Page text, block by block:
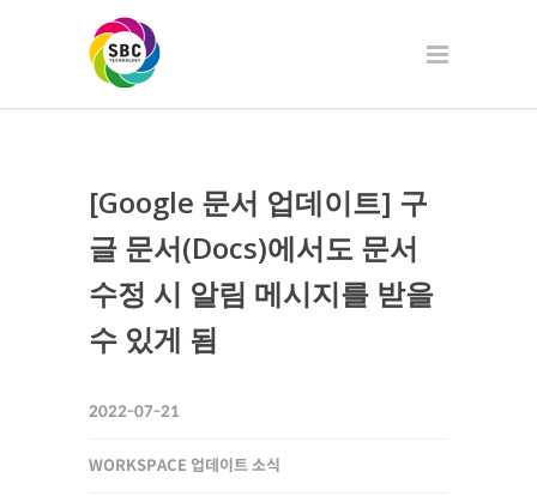
[Google 문서 업데이트] 구
글 문서(Docs)에서도 문서
수정 시 알림 메시지를 받을
수 있게 됨
2022-07-21
WORKSPACE 업데이트 소식